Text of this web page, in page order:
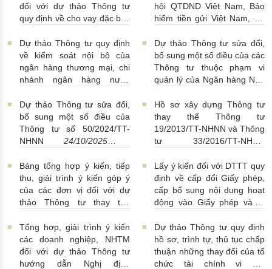
đối với dự thảo Thông tư
quy định về cho vay đặc biệt
31/10/2025 | 10:00:00
hội QTDND Việt Nam, Bảo
hiểm tiền gửi Việt Nam, Tổ
dự thảo Thông tư quy định
về hệ thống kiểm soát nội
bộ của tổ chức tín dụng là
hợp tác xã, tổ chức tài chính
Dự thảo Thông tư quy định
về kiểm soát nội bộ của
ngân hàng thương mại, chi
nhánh ngân hàng nước
Dự thảo Thông tư sửa đổi,
bổ sung một số điều của các
Thông tư thuộc phạm vi
quản lý của Ngân hàng Nhà
đến cắt giảm, đơn giản hóa
thủ tục hành chính, thay đổi
cơ cấu, tổ chức bộ máy
29/10/2025 | 09:00:00
Dự thảo Thông tư sửa đổi,
bổ sung một số điều của
Thông tư số 50/2024/TT-
NHNN
24/10/2025 |
Hồ sơ xây dựng Thông tư
thay thế Thông tư
19/2013/TT-NHNN và Thông
tư 33/2016/TT-NHNN
Bảng tổng hợp ý kiến, tiếp
thu, giải trình ý kiến góp ý
của các đơn vị đối với dự
thảo Thông tư thay thế
ngày 24/12/2018 của Thống
đốc NHNN quy định quản lý
và sử dụng mạng máy tính
của Ngân hàng Nhà nước
Lấy ý kiến đối với DTTT quy
định về cấp đổi Giấy phép,
cấp bổ sung nội dung hoạt
động vào Giấy phép và tổ
phi ngân hàng
16/10/2025 |
14:00:00
Tổng hợp, giải trình ý kiến
các doanh nghiệp, NHTM
đối với dự thảo Thông tư
hướng dẫn Nghị định
Dự thảo Thông tư quy định
hồ sơ, trình tự, thủ tục chấp
thuận những thay đổi của tổ
chức tài chính vi mô